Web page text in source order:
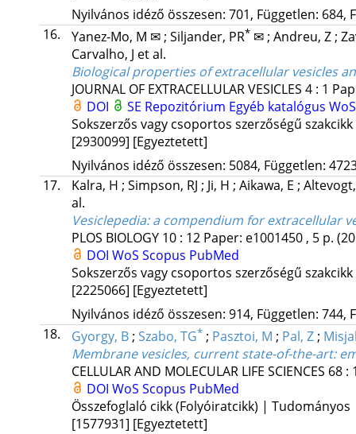
Nyilvános idéző összesen: 701, Független: 684,
16.
Yanez-Mo, M ✉ ; Siljander, PR*✉ ; Andreu, Z ;
Carvalho, J et al.
Biological properties of extracellular vesicles
JOURNAL OF EXTRACELLULAR VESICLES 4: 1
DOI
SE Repozitórium Egyéb katalógus
Sokszerzős vagy csoportos szerzőségű
[2930099] [Egyeztetett]
Nyilvános idéző összesen: 5084, Független:
17.
Kalra, H ; Simpson, RJ ; Ji, H ; Aikawa, E ;
al.
Vesiclepedia: a compendium for extracellular
PLOS BIOLOGY 10: 12 Paper: e1001450 , 5 p.
DOI WoS Scopus PubMed
Sokszerzős vagy csoportos szerzőségű
[2225066] [Egyeztetett]
Nyilvános idéző összesen: 914, Független: 744,
18.
Gyorgy, B; Szabo, TG* ; Pasztoi, M ; Pal, Z;
Membrane vesicles, current state-of-the-art:
CELLULAR AND MOLECULAR LIFE SCIENCES 68:
DOI WoS Scopus PubMed
Összefoglaló cikk (Folyóiratcikk) | Tudományos
[1577931] [Egyeztetett]